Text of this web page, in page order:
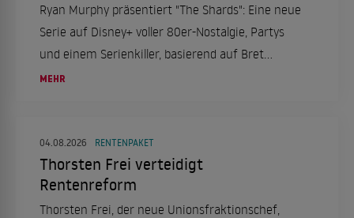
Ryan Murphy präsentiert "The Shards": Eine neue
Serie auf Disney+ voller 80er-Nostalgie, Partys
und einem Serienkiller, basierend auf Bret
Easton Ellis' Roman.
MEHR
04.08.2026 RENTENPAKET
Thorsten Frei verteidigt
Rentenreform
Thorsten Frei, der neue Unionsfraktionschef,